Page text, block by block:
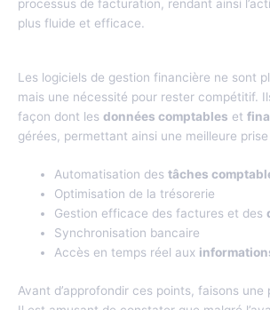
processus de facturation, rendant ainsi
plus fluide et efficace.
Les logiciels de gestion financière ne sont
mais une nécessité pour rester compétitif.
façon dont les données comptables et
gérées, permettant ainsi une meilleure
Automatisation destâches
Optimisation de la trésorerie
Gestion efficace des factures et des
Synchronisation bancaire
Accès en temps réel aux
Avant d’approfondir ces points, faisons une